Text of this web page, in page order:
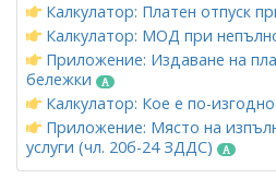
Калкулатор: Платен отпуск
Калкулатор: МОД при
Приложение: Издаване на
бележки
Калкулатор: Кое е по-
Приложение: Място на
услуги (чл. 20б-24 ЗДДС)